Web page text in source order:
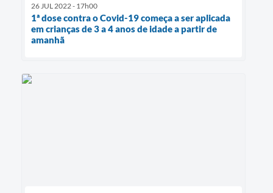
26 JUL 2022 - 17h00
1ª dose contra o Covid-19 começa a ser aplicada
em crianças de 3 a 4 anos de idade a partir de
amanhã